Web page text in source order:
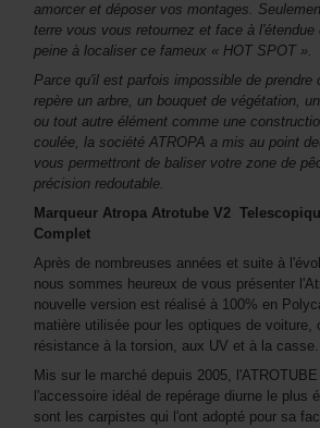
amorcer et déposer vos montages.
terre vous vous retournez et face à l'étendue
peine à localiser ce fameux « HOT SPOT ».
Parce qu'il est parfois impossible de prendre
repère un arbre, un bouquet de végétation,
ou tout autre élément comme une
coulée, la société ATROPA a mis au point
vous permettront de baliser votre zone de
précision redoutable.
Marqueur Atropa Atrotube V2
Complet
Après de nombreuses années et suite à
nous sommes heureux de vous présenter
nouvelle version est réalisé à 100% en
matière utilisée pour les optiques de voiture,
résistance à la torsion, aux UV et à la casse.
Mis sur le marché depuis 2005,
l'accessoire idéal de repérage diurne le plus
sont les carpistes qui l'ont adopté pour sa